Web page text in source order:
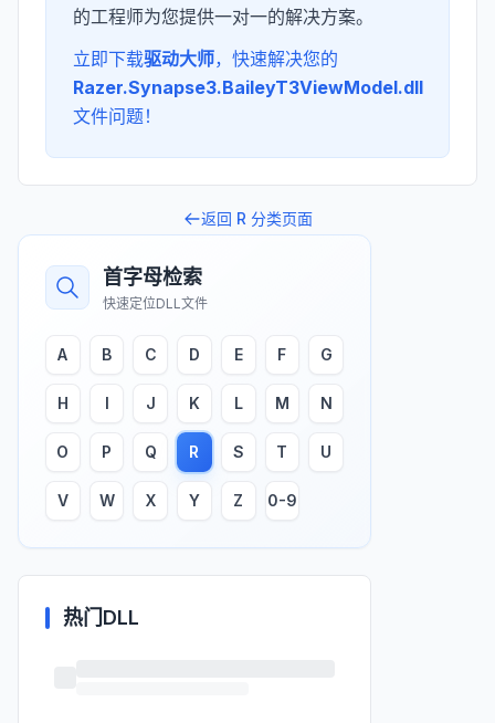
的工程师为您提供一对一的解决方案。
立即下载驱动大师，快速解决您的
Razer.Synapse3.BaileyT3ViewModel.dll
文件问题！
返回 R 分类页面
首字母检索
快速定位DLL文件
A B C D E F G
H I J K L M N
O P Q R S T U
V W X Y Z 0-9
热门DLL